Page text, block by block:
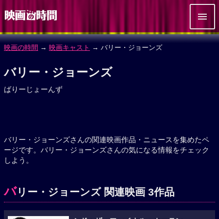
映画の時間 → 映画キャスト → バリー・ジョーンズ
バリー・ジョーンズ
ばりーじょーんず
バリー・ジョーンズさんの関連映画作品・ニュースを集めたペ
ージです。バリー・ジョーンズさんの気になる情報をチェック
しよう。
バリー・ジョーンズ 関連映画 3作品